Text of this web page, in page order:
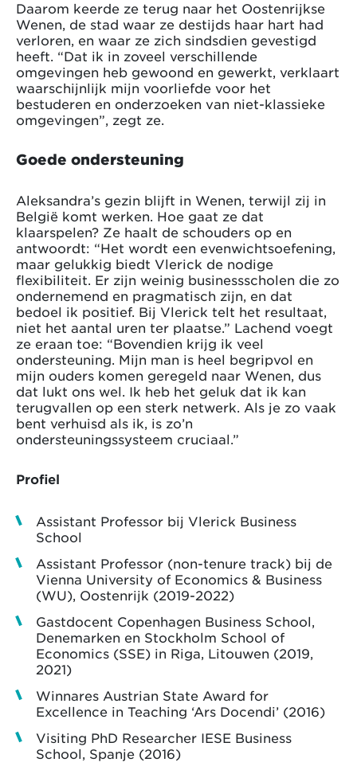
Daarom keerde ze terug naar het Oostenrijkse
Wenen, de stad waar ze destijds haar hart had
verloren, en waar ze zich sindsdien gevestigd
heeft. “Dat ik in zoveel verschillende
omgevingen heb gewoond en gewerkt, verklaart
waarschijnlijk mijn voorliefde voor het
bestuderen en onderzoeken van niet-klassieke
omgevingen”, zegt ze.
Goede ondersteuning
Aleksandra’s gezin blijft in Wenen, terwijl zij in
België komt werken. Hoe gaat ze dat
klaarspelen? Ze haalt de schouders op en
antwoordt: “Het wordt een evenwichtsoefening,
maar gelukkig biedt Vlerick de nodige
flexibiliteit. Er zijn weinig businessscholen die zo
ondernemend en pragmatisch zijn, en dat
bedoel ik positief. Bij Vlerick telt het resultaat,
niet het aantal uren ter plaatse.” Lachend voegt
ze eraan toe: “Bovendien krijg ik veel
ondersteuning. Mijn man is heel begripvol en
mijn ouders komen geregeld naar Wenen, dus
dat lukt ons wel. Ik heb het geluk dat ik kan
terugvallen op een sterk netwerk. Als je zo vaak
bent verhuisd als ik, is zo’n
ondersteuningssysteem cruciaal.”
Profiel
Assistant Professor bij Vlerick Business
School
Assistant Professor (non-tenure track) bij de
Vienna University of Economics & Business
(WU), Oostenrijk (2019-2022)
Gastdocent Copenhagen Business School,
Denemarken en Stockholm School of
Economics (SSE) in Riga, Litouwen (2019,
2021)
Winnares Austrian State Award for
Excellence in Teaching ‘Ars Docendi’ (2016)
Visiting PhD Researcher IESE Business
School, Spanje (2016)